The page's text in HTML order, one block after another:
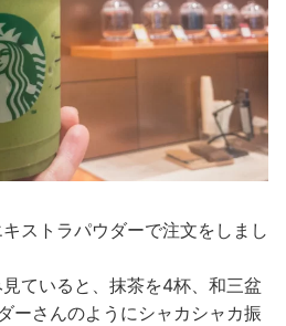
ストラパウダーで注文をしまし
ていると、抹茶を4杯、和三盆
ーさんのようにシャカシャカ振